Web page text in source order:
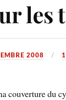
les
2008
couverture du